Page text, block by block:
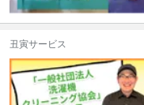
丑寅サービス